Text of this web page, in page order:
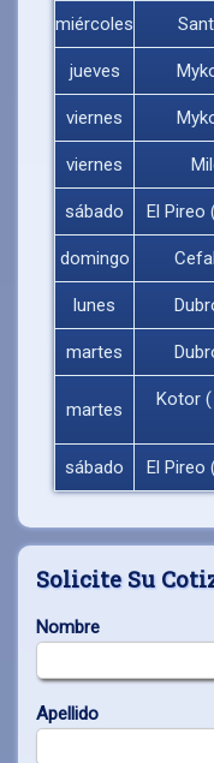
miércoles
jueves
viernes
viernes
sábado El Pireo
domingo
lunes
martes
martes
Kotor
sábado El Pireo
Solicite Su
Nombre
Apellido